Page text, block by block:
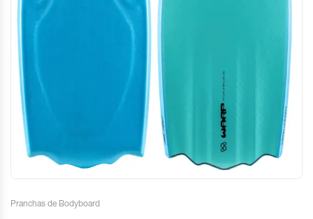
Pranchas de Bodyboard